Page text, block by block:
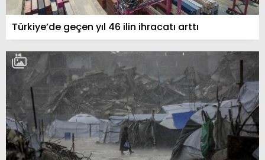
Türkiye’de geçen yıl 46 ilin ihracatı arttı